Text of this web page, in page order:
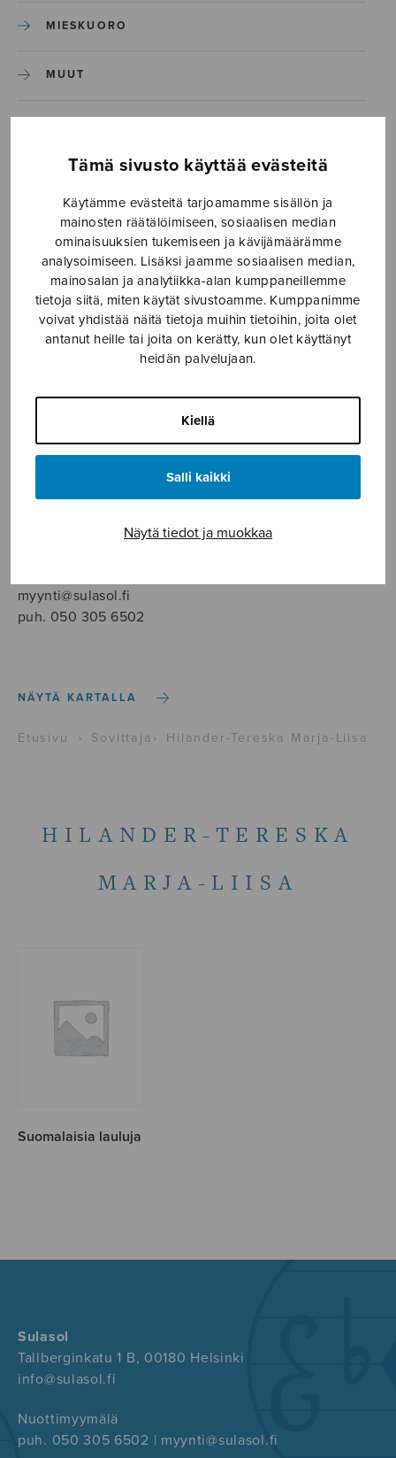
Tämä sivusto käyttää evästeitä
Käytämme evästeitä tarjoamamme sisällön ja
mainosten räätälöimiseen, sosiaalisen median
ominaisuuksien tukemiseen ja kävijämäärämme
analysoimiseen. Lisäksi jaamme sosiaalisen median,
mainosalan ja analytiikka-alan kumppaneillemme
tietoja siitä, miten käytät sivustoamme. Kumppanimme
voivat yhdistää näitä tietoja muihin tietoihin, joita olet
antanut heille tai joita on kerätty, kun olet käyttänyt
heidän palvelujaan.
Kiellä
Salli kaikki
Näytä tiedot ja muokkaa
MIESKUORO
MUUT
SEKAKUORO
SOITINKOULUT JA OPPAAT
SOITINMUSIIKKI
YKSINLAULU
Sulasol nuottikauppa
ma–pe klo 10–16 tai sopimuksen mukaan
Tallberginkatu 1 B, 1,5 krs.
myynti@sulasol.fi
puh. 050 305 6502
NÄYTÄ KARTALLA
Etusivu › Sovittaja › Hilander-Tereska Marja-Liisa
HILANDER-TERESKA
MARJA-LIISA
Suomalaisia lauluja
Sulasol
Tallberginkatu 1 B, 00180 Helsinki
info@sulasol.fi
Nuottimyymälä
puh. 050 305 6502 | myynti@sulasol.fi